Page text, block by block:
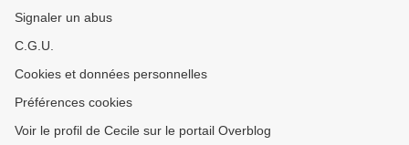
Signaler un abus
C.G.U.
Cookies et données personnelles
Préférences cookies
Voir le profil de Cecile sur le portail Overblog